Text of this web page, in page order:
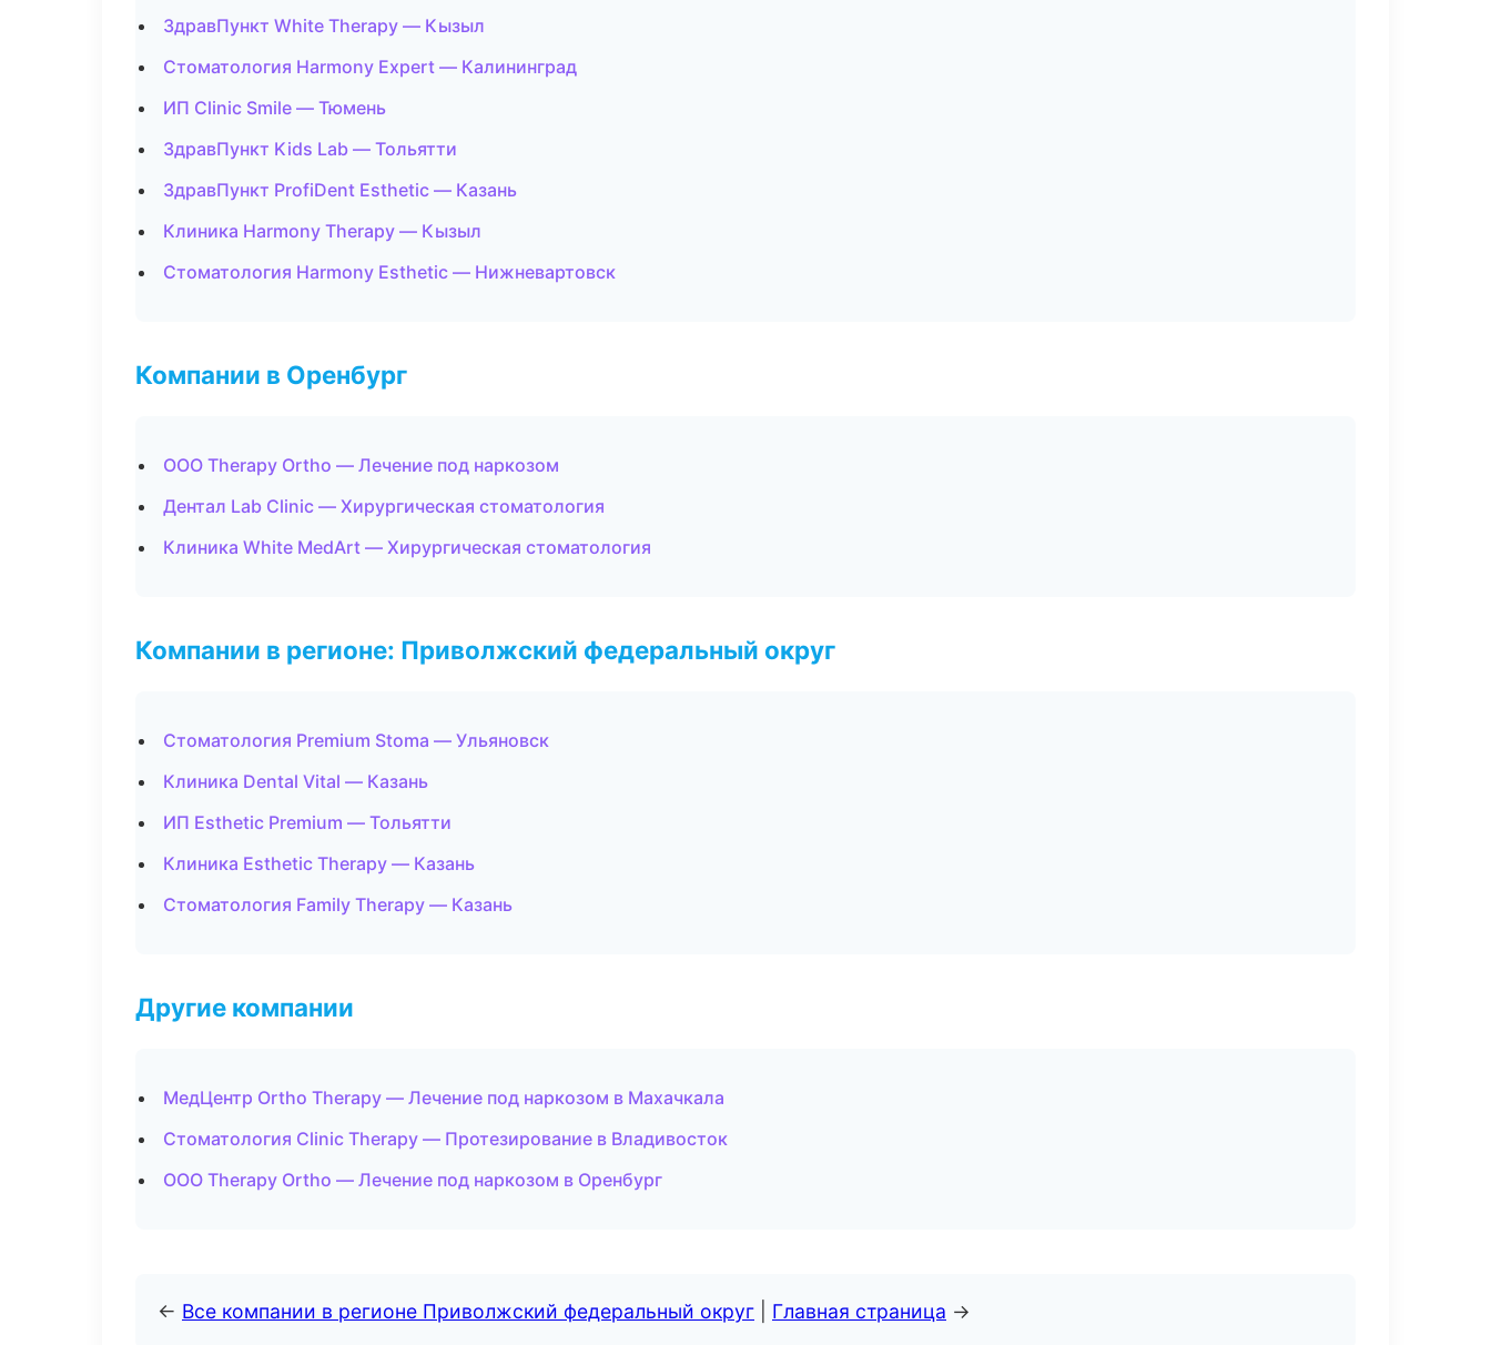
ЗдравПункт White Therapy — Кызыл
Стоматология Harmony Expert — Калининград
ИП Clinic Smile — Тюмень
ЗдравПункт Kids Lab — Тольятти
ЗдравПункт ProfiDent Esthetic — Казань
Клиника Harmony Therapy — Кызыл
Стоматология Harmony Esthetic — Нижневартовск
Компании в Оренбург
ООО Therapy Ortho — Лечение под наркозом
Дентал Lab Clinic — Хирургическая стоматология
Клиника White MedArt — Хирургическая стоматология
Компании в регионе: Приволжский федеральный округ
Стоматология Premium Stoma — Ульяновск
Клиника Dental Vital — Казань
ИП Esthetic Premium — Тольятти
Клиника Esthetic Therapy — Казань
Стоматология Family Therapy — Казань
Другие компании
МедЦентр Ortho Therapy — Лечение под наркозом в Махачкала
Стоматология Clinic Therapy — Протезирование в Владивосток
ООО Therapy Ortho — Лечение под наркозом в Оренбург
← Все компании в регионе Приволжский федеральный округ Главная страница →